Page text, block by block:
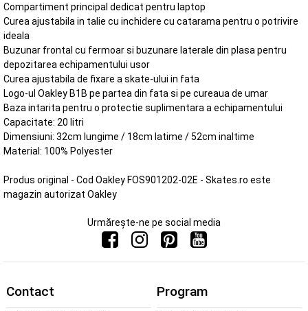
Compartiment principal dedicat pentru laptop
Curea ajustabila in talie cu inchidere cu catarama pentru o potrivire
ideala
Buzunar frontal cu fermoar si buzunare laterale din plasa pentru
depozitarea echipamentului usor
Curea ajustabila de fixare a skate-ului in fata
Logo-ul Oakley B1B pe partea din fata si pe cureaua de umar
Baza intarita pentru o protectie suplimentara a echipamentului
Capacitate: 20 litri
Dimensiuni: 32cm lungime / 18cm latime / 52cm inaltime
Material: 100% Polyester
Produs original - Cod Oakley FOS901202-02E - Skates.ro este
magazin autorizat Oakley
Urmărește-ne pe social media
Contact Program